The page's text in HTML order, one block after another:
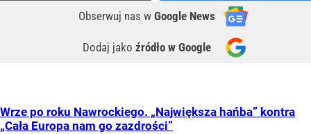
Obserwuj nas w Google News
Dodaj jako źródło w Google
Wrze po roku Nawrockiego. „Największa hańba” kontra
„Cała Europa nam go zazdrości”